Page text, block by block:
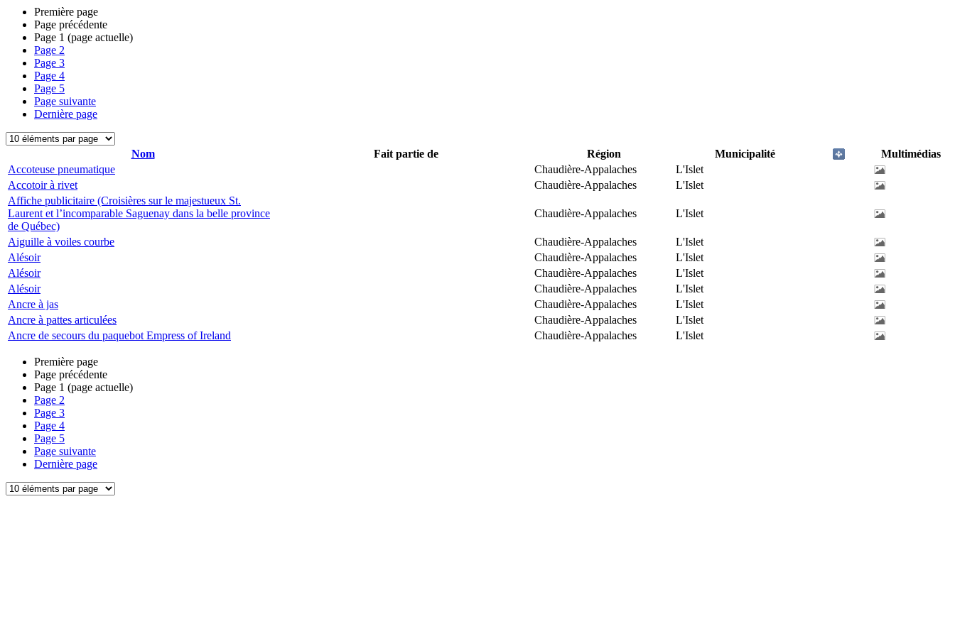
Première page
Page précédente
Page 1 (page actuelle)
Page 2
Page 3
Page 4
Page 5
Page suivante
Dernière page
Nom Fait partie de Région Municipalité
Multimédias
Accoteuse pneumatique
Chaudière-Appalaches
L'Islet
Accotoir à rivet
Chaudière-Appalaches
L'Islet
Affiche publicitaire (Croisières sur le majestueux St.
Laurent et l’incomparable Saguenay dans la belle province
de Québec)
Chaudière-Appalaches L'Islet
Aiguille à voiles courbe Chaudière-Appalaches
L'Islet
Alésoir
Chaudière-Appalaches
L'Islet
Alésoir
Chaudière-Appalaches
L'Islet
Alésoir
Chaudière-Appalaches
L'Islet
Ancre à jas
Chaudière-Appalaches
L'Islet
Ancre à pattes articulées
Chaudière-Appalaches
L'Islet
Ancre de secours du paquebot Empress of Ireland
Chaudière-Appalaches L'Islet
Première page
Page précédente
Page 1 (page actuelle)
Page 2
Page 3
Page 4
Page 5
Page suivante
Dernière page